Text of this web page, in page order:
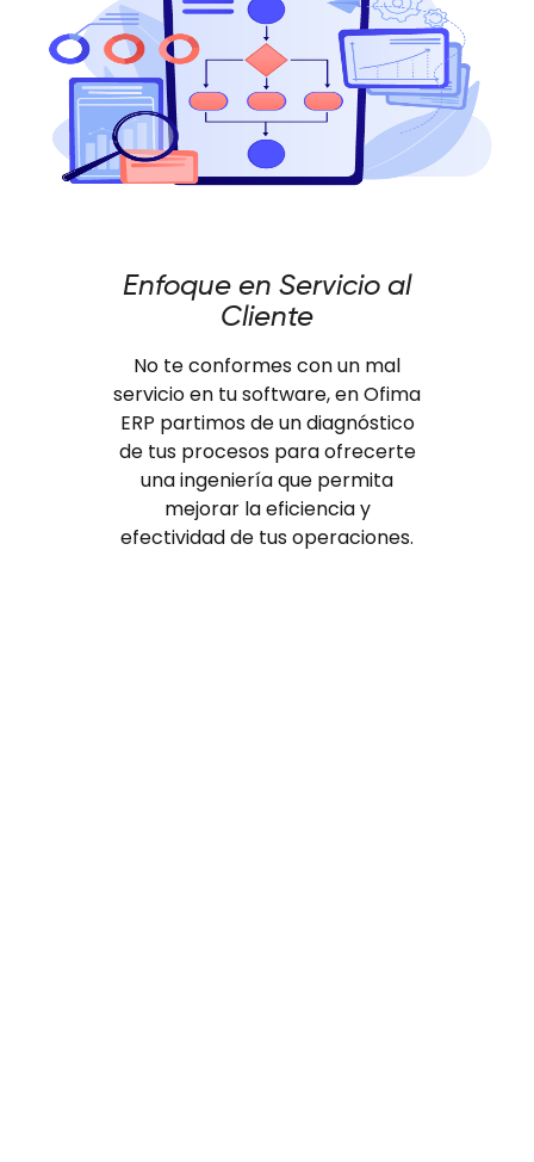
Enfoque en Servicio al
Cliente
No te conformes con un mal
servicio en tu software, en Ofima
ERP partimos de un diagnóstico
de tus procesos para ofrecerte
una ingeniería que permita
mejorar la eficiencia y
efectividad de tus operaciones.